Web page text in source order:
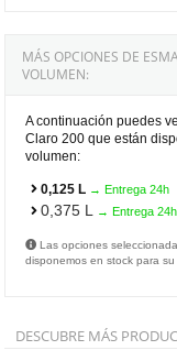
MÁS OPCIONES DE
VOLUMEN:
A continuación puedes
Claro 200 que están
volumen:
0,125 L → Entrega 24h
0,375 L → Entrega 24h
Las opciones
disponemos en stock para su
DESCUBRE MÁS